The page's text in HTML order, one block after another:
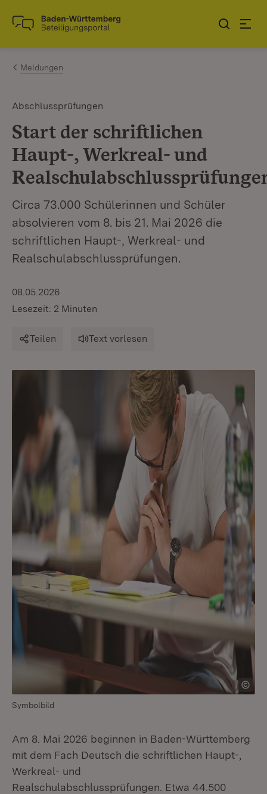
Zum Inhalt springen
Link zur Startseite
Meldungen
Abschlussprüfungen
Start der schriftlichen
Haupt-, Werkreal- und
Circa 73.000 Schülerinnen und Schüler
absolvieren vom 8. bis 21. Mai 2026 die
schriftlichen Haupt-, Werkreal- und
Realschulabschlussprüfungen.
08.05.2026
Lesezeit: 2 Minuten
Teilen Text vorlesen
Symbolbild
Am 8. Mai 2026 beginnen in Baden-Württemberg
mit dem Fach Deutsch die schriftlichen Haupt-,
Werkreal- und
Realschulabschlussprüfungen. Etwa 44.500